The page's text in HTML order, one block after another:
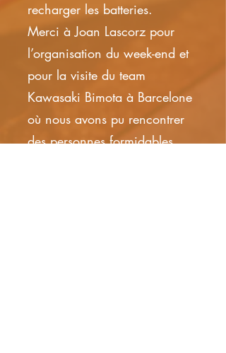
recharger les batteries.
Merci à Joan Lascorz pour
l’organisation du week-end et
pour la visite du team
Kawasaki Bimota à Barcelone
où nous avons pu rencontrer
des personnes formidables.